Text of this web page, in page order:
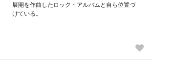
展開を作曲したロック・アルバムと自ら位置づ
けている。